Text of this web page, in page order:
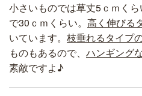
小さいものでは草丈5ｃｍく
で30ｃｍくらい。 高く伸びる
いています。 枝垂れるタイプ
ものもあるので、 ハンギング
素敵ですよ♪